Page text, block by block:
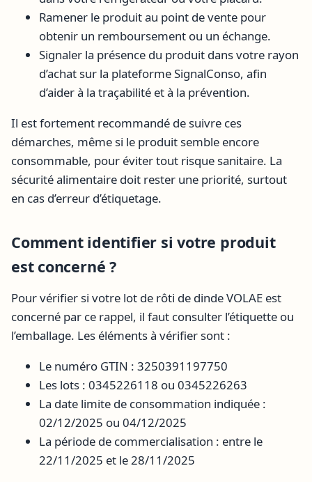
Ramener le produit au point de vente pour
obtenir un remboursement ou un échange.
Signaler la présence du produit dans votre rayon
d’achat sur la plateforme SignalConso, afin
d’aider à la traçabilité et à la prévention.
Il est fortement recommandé de suivre ces
démarches, même si le produit semble encore
consommable, pour éviter tout risque sanitaire. La
sécurité alimentaire doit rester une priorité, surtout
en cas d’erreur d’étiquetage.
Comment identifier si votre produit
est concerné ?
Pour vérifier si votre lot de rôti de dinde VOLAE est
concerné par ce rappel, il faut consulter l’étiquette ou
l’emballage. Les éléments à vérifier sont :
Le numéro GTIN : 3250391197750
Les lots : 0345226118 ou 0345226263
La date limite de consommation indiquée :
02/12/2025 ou 04/12/2025
La période de commercialisation : entre le
22/11/2025 et le 28/11/2025